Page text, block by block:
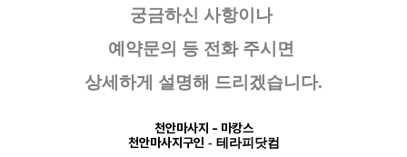
궁금하신 사항이나
예약문의 등 전화 주시면
상세하게 설명해 드리겠습니다.
천안마사지 - 마캉스
천안마사지구인 - 테라피닷컴